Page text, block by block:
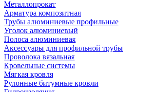
Металлопрокат
Арматура композитная
Трубы алюминиевые профильные
Уголок алюминиевый
Полоса алюминиевая
Аксессуары для профильной трубы
Проволока вязальная
Кровельные системы
Мягкая кровля
Рулонные битумные кровли